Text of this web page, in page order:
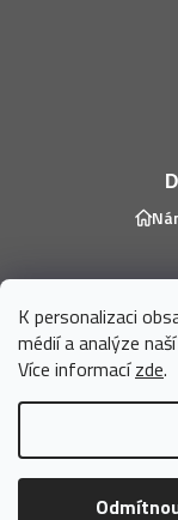
K personalizaci
médií a analýze
Více informacízde.